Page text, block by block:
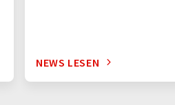
NEWS LESEN